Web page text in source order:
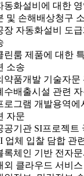
동화설비에 대한
및 손해배상청구
장 자동화설비 도
린룸 제품에 대한
소송
약품개발 기술자문
수배출시설 관련 자
로그램 개발용역
자문
공기관 SI프로젝트
업체 입찰 담합 관
록체인 기반 전자
외 클라우드 서비